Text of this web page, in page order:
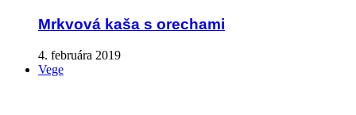
Mrkvová kaša s orechami
4. februára 2019
Vege